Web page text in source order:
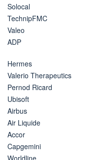
Solocal
TechnipFMC
Valeo
ADP
Hermes
Valerio Therapeutics
Pernod Ricard
Ubisoft
Airbus
Air Liquide
Accor
Capgemini
Worldline